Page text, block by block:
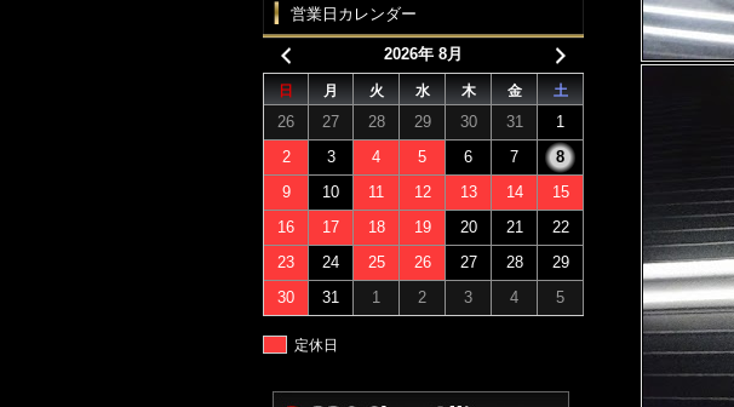
営業日カレンダー
2026年 8月
日 月 火 水 木 金 土
26 27 28 29 30 31
1
2
3 4 5 6 7
8
9
10 11 12 13 14
15
16
17 18 19 20 21
22
23
24 25 26 27 28
29
30
31 1 2 3 4 5
定休日